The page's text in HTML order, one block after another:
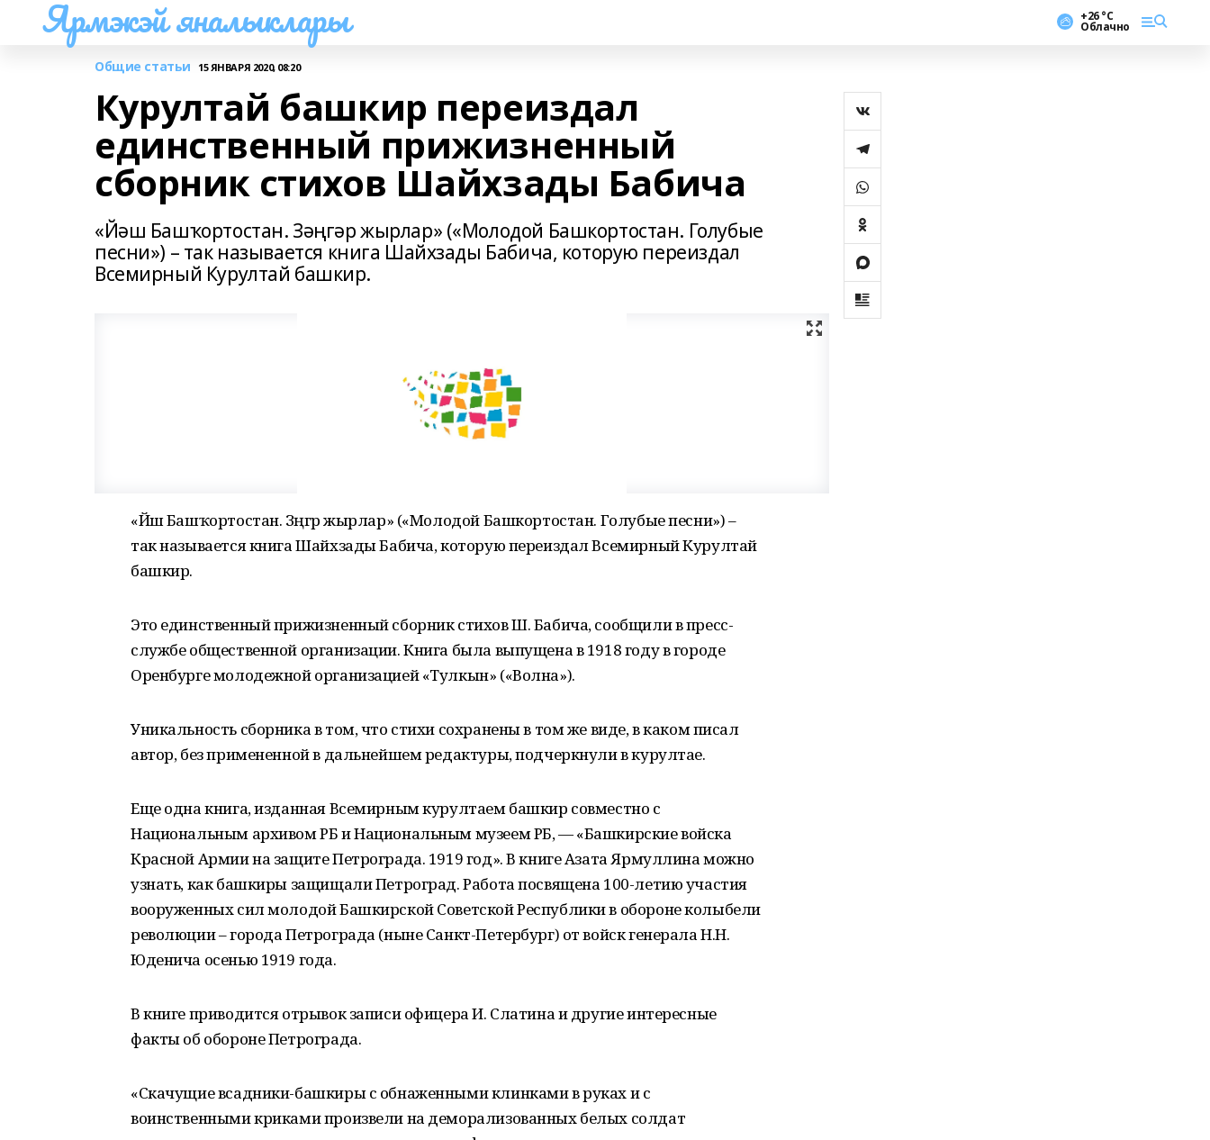
Ярмэкэй яналыклары +26 °С
Облачно
Общие статьи 15 ЯНВАРЯ 2020, 08:20
Курултай башкир переиздал
единственный прижизненный
сборник стихов Шайхзады Бабича
«Йәш Башҡортостан. Зәңгәр жырлар» («Молодой Башкортостан. Голубые
песни») – так называется книга Шайхзады Бабича, которую переиздал
Всемирный Курултай башкир.
«Йәш Башҡортостан. Зәңгәр жырлар» («Молодой Башкортостан. Голубые песни») –
так называется книга Шайхзады Бабича, которую переиздал Всемирный Курултай
башкир.
Это единственный прижизненный сборник стихов Ш. Бабича, сообщили в пресс-
службе общественной организации. Книга была выпущена в 1918 году в городе
Оренбурге молодежной организацией «Тулкын» («Волна»).
Уникальность сборника в том, что стихи сохранены в том же виде, в каком писал
автор, без примененной в дальнейшем редактуры, подчеркнули в курултае.
Еще одна книга, изданная Всемирным курултаем башкир совместно с
Национальным архивом РБ и Национальным музеем РБ, — «Башкирские войска
Красной Армии на защите Петрограда. 1919 год». В книге Азата Ярмуллина можно
узнать, как башкиры защищали Петроград. Работа посвящена 100-летию участия
вооруженных сил молодой Башкирской Советской Республики в обороне колыбели
революции – города Петрограда (ныне Санкт-Петербург) от войск генерала Н.Н.
Юденича осенью 1919 года.
В книге приводится отрывок записи офицера И. Слатина и другие интересные
факты об обороне Петрограда.
«Скачущие всадники-башкиры с обнаженными клинками в руках и с
воинственными криками произвели на деморализованных белых солдат